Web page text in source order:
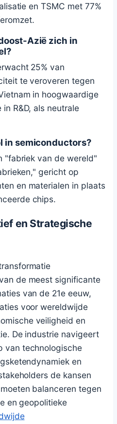
en TSMC met 77%
Azië zich in
25% van
te veroveren tegen
in hoogwaardige
R&D, als neutrale
in semiconductors?
"fabriek van de wereld"
gericht op
en materialen in plaats
chips.
en Strategische
de meest significante
van de 21e eeuw,
voor wereldwijde
veiligheid en
De industrie navigeert
van technologische
en
de kansen
balanceren tegen
en geopolitieke